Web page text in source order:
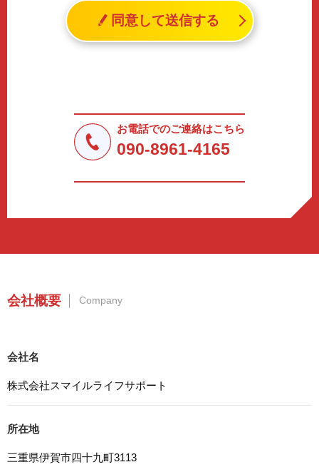
れる生存する個人に関する情報であって、氏名、生年月日
その他の記述等により特定の個人を識別することができる
情報（個人識別情報）を指します。
しません。
a.応募者等からのお問い合わせに対応・管理するため
b.本ウェブサイトにおけるサービスの提供・運用のため
3. プライバシー尊重
応募者等の個人情報の取得、利用その他一切の取り扱いに
5. 安全管理措置
応募者等の個人情報を正確かつ最新の内容に保つよう努め
るとともに、不正なアクセス、改ざん、漏えい、滅失及び
6. Cookieについて
本ウェブサイトでは、一部のコンテンツにおいてCookieを
同意して送信する
お電話でのご連絡はこちら
090-8961-4165
会社概要 Company
会社名
株式会社スマイルライフサポート
所在地
三重県伊賀市四十九町3113